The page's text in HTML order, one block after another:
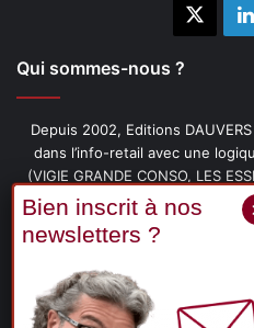
Qui sommes-nous ?
Depuis 2002, Editions
dans l’info-retail avec une
(VIGIE GRANDE CONSO, LES
livres (PENSER-CLIENT, IMAGE-
PRÉFÉRÉ DE VOS
PROMOFLASH, DRIVE
CONSO), podcasts (CAFÉ
vous êtes, ainsi que les fils
communauté de plus